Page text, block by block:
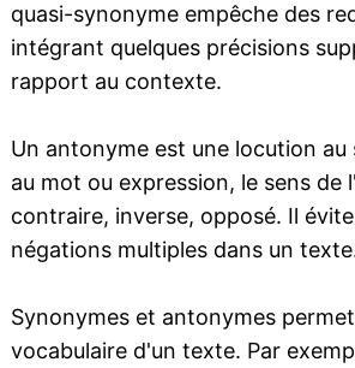
quasi-synonyme empêche des
intégrant quelques précisions
rapport au contexte.
Un antonyme est une locution au
au mot ou expression, le sens de
contraire, inverse, opposé. Il
négations multiples dans un
Synonymes et antonymes
vocabulaire d'un texte. Par